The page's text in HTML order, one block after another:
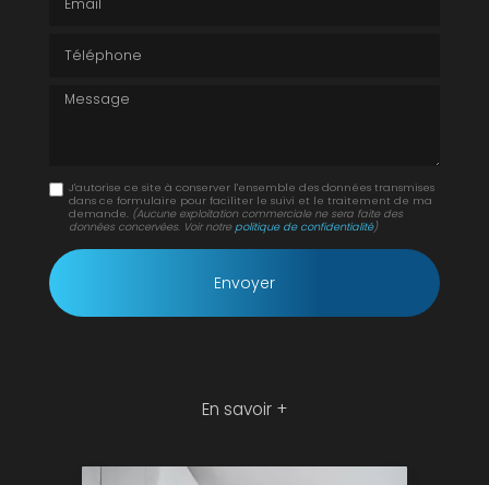
Message
J'autorise ce site à conserver l'ensemble des données transmises
dans ce formulaire pour faciliter le suivi et le traitement de ma
demande. (Aucune exploitation commerciale ne sera faite des
données concervées. Voir notrepolitique de confidentialité)
En savoir +